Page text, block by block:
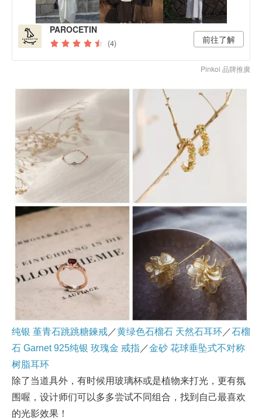
纯银 堇青石跳跳糖鍊戒 ／黄绿色石榴石 天然石耳环 ／石榴
石 Garnet 925纯银 玫瑰金 戒指 ／金砂 花球垂坠式不对称
树脂耳环
除了当道具外，有时候用玻璃杯或是植物来打光，更有氛
围喔，设计师们可以多多尝试不同组合，找到自己最喜欢
的光影效果！